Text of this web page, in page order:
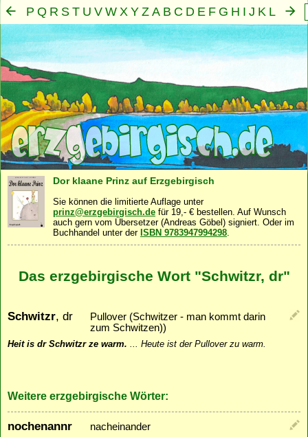
P Q R S T U V W X Y Z A B C D E F G H I J K L
M N O
Mensch· Seele·Geist·Familie·Gemeinschaft ·
Dor klaane Prinz auf Erzgebirgisch
Sie können die limitierte Auflage unter
prinz@erzgebirgisch.de für 19,- € bestellen. Auf Wunsch
auch gern vom Übersetzer (Andreas Göbel) signiert. Oder im
Buchhandel unter der ISBN 9783947994298.
Das erzgebirgische Wort "Schwitzr, dr"
Schwitzr, dr
Pullover (Schwitzer - man kommt darin
zum Schwitzen))
Heit is dr Schwitzr ze warm. ... Heute ist der Pullover zu warm.
Weitere erzgebirgische Wörter:
nochenannr nacheinander